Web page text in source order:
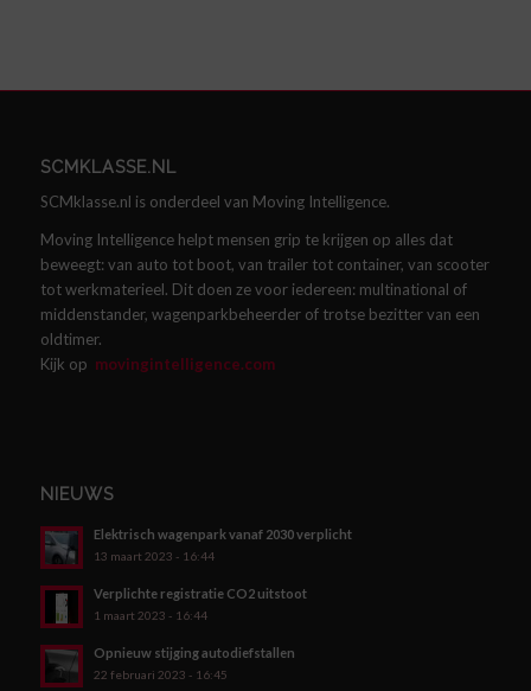
SCMKLASSE.NL
SCMklasse.nl is onderdeel van Moving Intelligence.
Moving Intelligence helpt mensen grip te krijgen op alles dat
beweegt: van auto tot boot, van trailer tot container, van scooter
tot werkmaterieel. Dit doen ze voor iedereen: multinational of
middenstander, wagenparkbeheerder of trotse bezitter van een
oldtimer.
Kijk op movingintelligence.com
NIEUWS
Elektrisch wagenpark vanaf 2030 verplicht
13 maart 2023 - 16:44
Verplichte registratie CO2 uitstoot
1 maart 2023 - 16:44
Opnieuw stijging autodiefstallen
22 februari 2023 - 16:45